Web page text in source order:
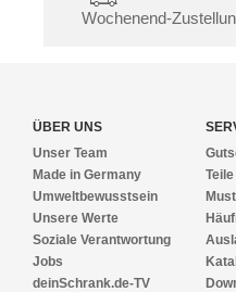
Wochenend-
ÜBER UNS
Unser Team
Made in Germany
Umweltbewusstsein
Unsere Werte
Soziale Verantwortung
Jobs
deinSchrank.de-TV